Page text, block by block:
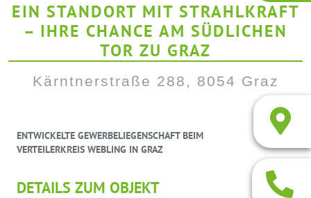
EIN STANDORT MIT STRAHLKRAFT
– IHRE CHANCE AM SÜDLICHEN
TOR ZU GRAZ
Kärntnerstraße 288, 8054 Graz
ENTWICKELTE GEWERBELIEGENSCHAFT BEIM
VERTEILERKREIS WEBLING IN GRAZ
DETAILS ZUM OBJEKT